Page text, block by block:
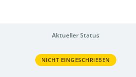
Aktueller Status
NICHT EINGESCHRIEBEN